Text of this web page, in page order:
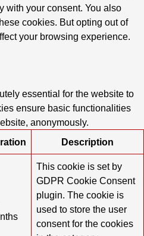
with your consent. You also
cookies. But opting out of
your browsing experience.
essential for the website to
ensure basic functionalities
anonymously.
Description
This cookie is set by
GDPR Cookie Consent
plugin. The cookie is
used to store the user
consent for the cookies